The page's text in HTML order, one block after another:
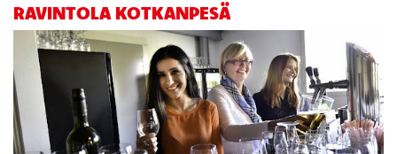
RAVINTOLA KOTKANPESÄ